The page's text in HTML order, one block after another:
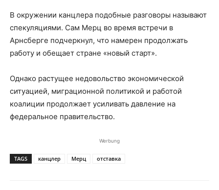
В окружении канцлера подобные разговоры называют
спекуляциями. Сам Мерц во время встречи в
Арнсберге подчеркнул, что намерен продолжать
работу и обещает стране «новый старт».
Однако растущее недовольство экономической
ситуацией, миграционной политикой и работой
коалиции продолжает усиливать давление на
федеральное правительство.
Werbung
TAGS канцлер Мерц отставка